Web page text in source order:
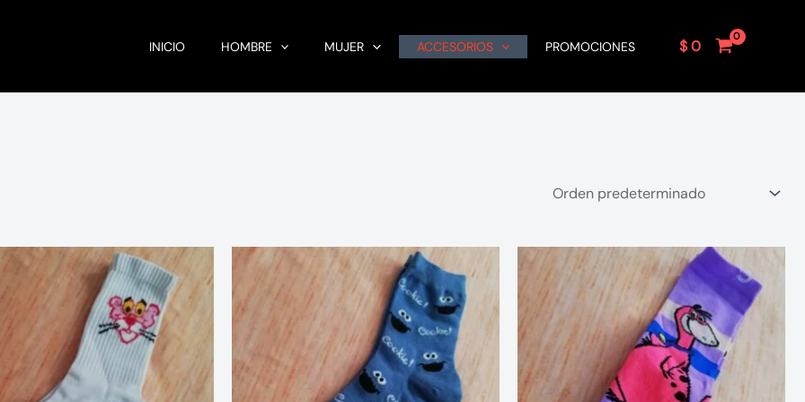
INICIO HOMBRE MUJER ACCESORIOS PROMOCIONES $0